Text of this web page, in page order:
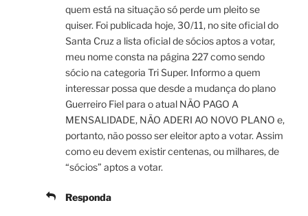
quem está na situação só perde um pleito se
quiser. Foi publicada hoje, 30/11, no site oficial do
Santa Cruz a lista oficial de sócios aptos a votar,
meu nome consta na página 227 como sendo
sócio na categoria Tri Super. Informo a quem
interessar possa que desde a mudança do plano
Guerreiro Fiel para o atual NÃO PAGO A
MENSALIDADE, NÃO ADERI AO NOVO PLANO e,
portanto, não posso ser eleitor apto a votar. Assim
como eu devem existir centenas, ou milhares, de
“sócios” aptos a votar.
Responda